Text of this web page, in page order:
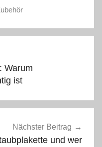
Warum
ist
Nächster Beitrag
und wer